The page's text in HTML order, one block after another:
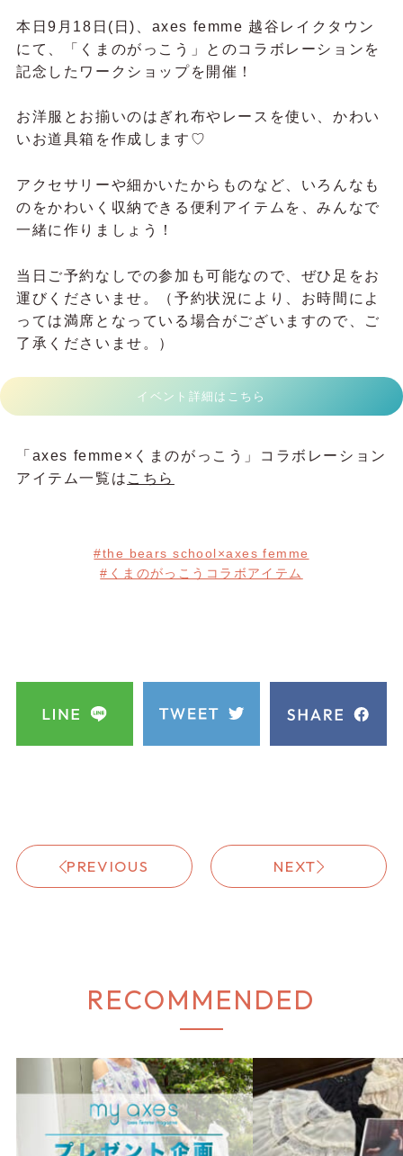
本日9月18日(日)、axes femme 越谷レイクタウン
にて、「くまのがっこう」とのコラボレーションを
記念したワークショップを開催！
お洋服とお揃いのはぎれ布やレースを使い、かわい
いお道具箱を作成します♡
アクセサリーや細かいたからものなど、いろんなも
のをかわいく収納できる便利アイテムを、みんなで
一緒に作りましょう！
当日ご予約なしでの参加も可能なので、ぜひ足をお
運びくださいませ。（ 予約状況により、お時間によ
っては満席となっている場合がございますので、ご
了承くださいませ。）
イベント詳細はこちら
「axes femme×くまのがっこう」コラボレーション
アイテム一覧は こちら
#the bears school×axes femme
#くまのがっこうコラボアイテム
PREVIOUS NEXT
RECOMMENDED